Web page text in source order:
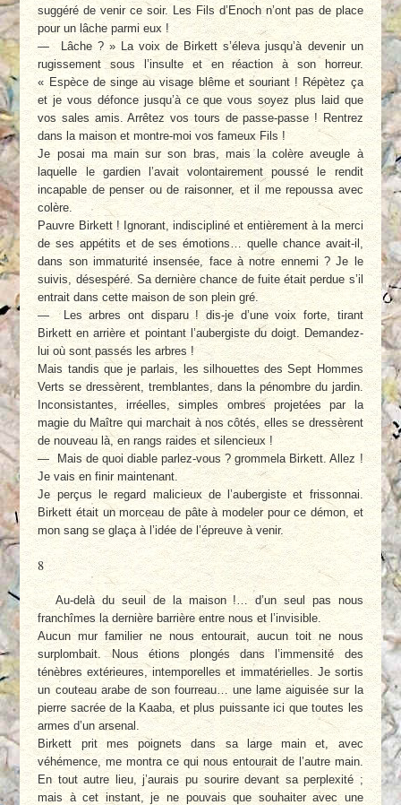
suggéré de venir ce soir. Les Fils d’Enoch n’ont pas de place
pour un lâche parmi eux !
— Lâche ? » La voix de Birkett s’éleva jusqu’à devenir un
rugissement sous l’insulte et en réaction à son horreur.
« Espèce de singe au visage blême et souriant ! Répètez ça
et je vous défonce jusqu’à ce que vous soyez plus laid que
vos sales amis. Arrêtez vos tours de passe-passe ! Rentrez
dans la maison et montre-moi vos fameux Fils !
Je posai ma main sur son bras, mais la colère aveugle à
laquelle le gardien l’avait volontairement poussé le rendit
incapable de penser ou de raisonner, et il me repoussa avec
colère.
Pauvre Birkett ! Ignorant, indiscipliné et entièrement à la merci
de ses appétits et de ses émotions… quelle chance avait-il,
dans son immaturité insensée, face à notre ennemi ? Je le
suivis, désespéré. Sa dernière chance de fuite était perdue s’il
entrait dans cette maison de son plein gré.
— Les arbres ont disparu ! dis-je d’une voix forte, tirant
Birkett en arrière et pointant l’aubergiste du doigt. Demandez-
lui où sont passés les arbres !
Mais tandis que je parlais, les silhouettes des Sept Hommes
Verts se dressèrent, tremblantes, dans la pénombre du jardin.
Inconsistantes, irréelles, simples ombres projetées par la
magie du Maître qui marchait à nos côtés, elles se dressèrent
de nouveau là, en rangs raides et silencieux !
— Mais de quoi diable parlez-vous ? grommela Birkett. Allez !
Je vais en finir maintenant.
Je perçus le regard malicieux de l’aubergiste et frissonnai.
Birkett était un morceau de pâte à modeler pour ce démon, et
mon sang se glaça à l’idée de l’épreuve à venir.
8
Au-delà du seuil de la maison !… d’un seul pas nous
franchîmes la dernière barrière entre nous et l’invisible.
Aucun mur familier ne nous entourait, aucun toit ne nous
surplombait. Nous étions plongés dans l’immensité des
ténèbres extérieures, intemporelles et immatérielles. Je sortis
un couteau arabe de son fourreau… une lame aiguisée sur la
pierre sacrée de la Kaaba, et plus puissante ici que toutes les
armes d’un arsenal.
Birkett prit mes poignets dans sa large main et, avec
véhémence, me montra ce qui nous entourait de l’autre main.
En tout autre lieu, j’aurais pu sourire devant sa perplexité ;
mais à cet instant, je ne pouvais que souhaiter avec une